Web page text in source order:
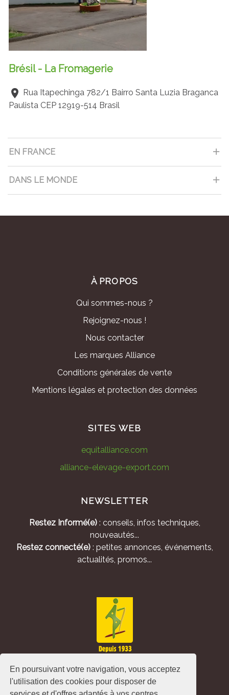
En poursuivant votre navigation, vous acceptez
l'utilisation des cookies pour disposer de
Brésil - La Fromagerie
Rua Itapechinga 782/1 Bairro Santa Luzia Braganca
Paulista CEP 12919-514 Brasil
EN FRANCE
DANS LE MONDE
À PROPOS
Qui sommes-nous ?
Rejoignez-nous !
Nous contacter
Les marques Alliance
Conditions générales de vente
Mentions légales et protection des données
SITES WEB
equitalliance.com
alliance-elevage-export.com
NEWSLETTER
Restez Informé(e): conseils, infos techniques,
nouveautés...
Restez connecté(e): petites annonces, événements,
actualités, promos...